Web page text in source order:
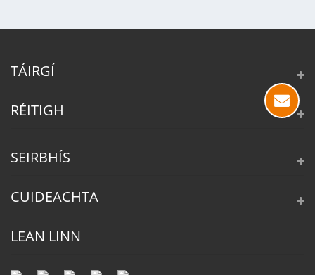
TÁIRGÍ
RÉITIGH
SEIRBHÍS
CUIDEACHTA
LEAN LINN